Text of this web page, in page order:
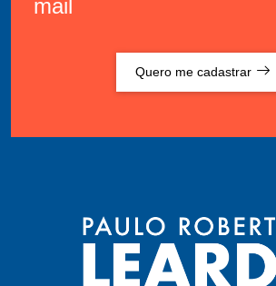
mail
Quero me cadastrar